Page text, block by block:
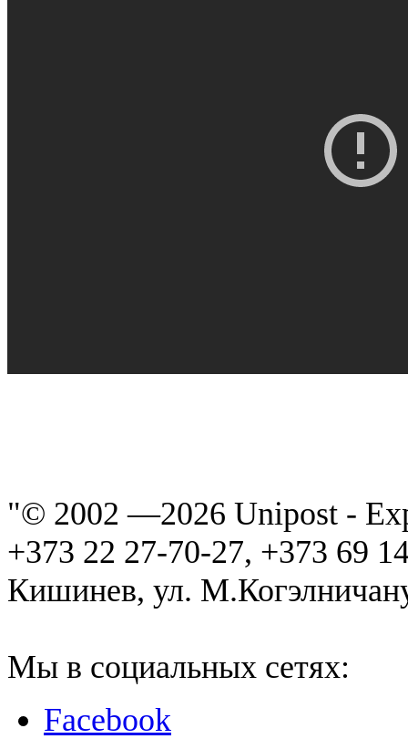
"© 2002 —2026 Unipost -
+373 22 27-70-27, +373 69
Кишинев, ул.
Мы в социальных сетях:
Facebook